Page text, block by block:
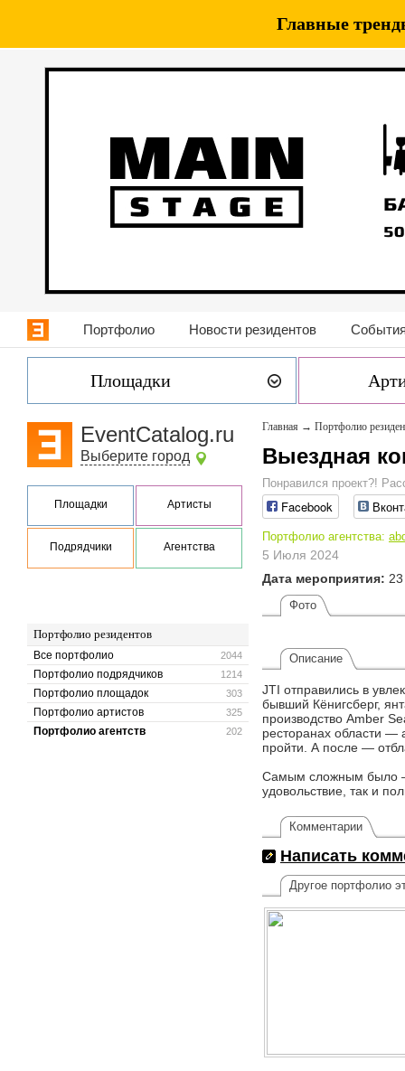
Главные
Портфолио Новости резидентов
Площадки
EventCatalog.ru
Выберите город
Площадки Артисты
Подрядчики Агентства
Портфолио резидентов
2044
Все портфолио
1214
Портфолио подрядчиков
303
Портфолио площадок
325
Портфолио артистов
202
Портфолио агентств
Главная → Портфолио
Выездная
Понравился проект?!
Facebook
Портфолио агентства:
5 Июля 2024
Дата мероприятия:
Фото
Описание
JTI отправились в
бывший Кёнигсберг,
производство Amber
ресторанах области —
пройти. А после —
Самым сложным было —
удовольствие, так и
Комментарии
Написать
Другое портфолио